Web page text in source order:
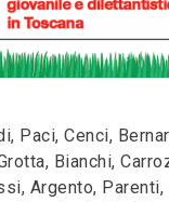
Paci, Cenci,
Bianchi,
Argento,